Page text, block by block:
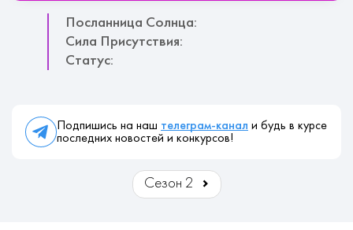
Посланница Солнца:
Сила Присутствия:
Статус:
Подпишись на наш телеграм-канал и будь в курсе
последних новостей и конкурсов!
Сезон 2